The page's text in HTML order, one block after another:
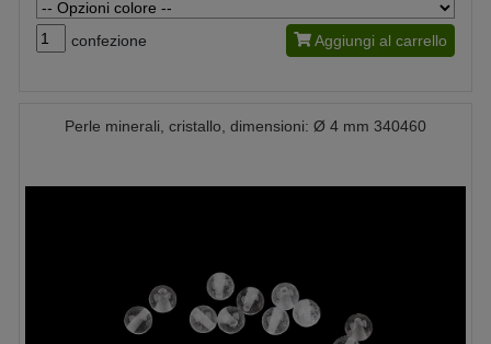
confezione Aggiungi al carrello
Perle minerali, cristallo, dimensioni: Ø 4 mm 340460